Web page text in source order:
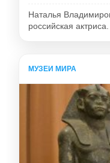
Наталья
российская
МУЗЕИ МИРА